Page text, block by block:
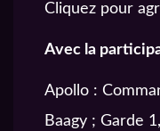
Cliquez pour
Avec la
Apollo :
Baagy ; Garde